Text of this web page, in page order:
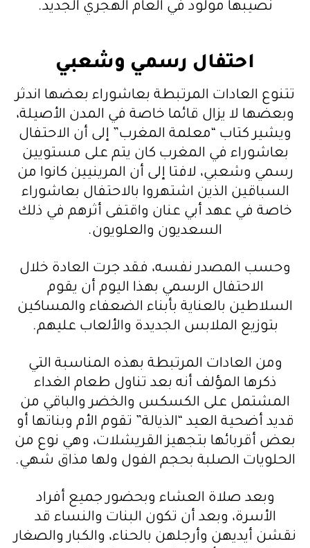
نصيبها مولود في العام الهجري الجديد.
احتفال رسمي وشعبي
تتنوع العادات المرتبطة بعاشوراء بعضها اندثر
وبعضها لا يزال قائما خاصة في المدن الأصيلة،
ويشير كتاب “معلمة المغرب” إلى أن الاحتفال
بعاشوراء في المغرب كان يتم على مستويين
رسمي وشعبي، لافتا إلى أن المرينيين كانوا من
السباقين الذين اشتهروا بالاحتفال بعاشوراء
خاصة في عهد أبي عنان واقتفى أثرهم في ذلك
السعديون والعلويون.
وحسب المصدر نفسه، فقد جرت العادة خلال
الاحتفال الرسمي بهذا اليوم أن يقوم
السلاطين بالعناية بأبناء الضعفاء والمساكين
بتوزيع الملابس الجديدة والألعاب عليهم.
ومن العادات المرتبطة بهذه المناسبة التي
ذكرها المؤلف أنه بعد تناول طعام الغداء
المشتمل على الكسكس والخضر والباقي من
قديد أضحية العيد “الذيالة” تقوم الأم وبناتها أو
بعض أقربائها بتجهيز القريشلات، وهي نوع من
الحلويات الصلبة بحجم الفول ولها مذاق شهي.
وبعد صلاة العشاء وبحضور جميع أفراد
الأسرة، وبعد أن تكون البنات والنساء قد
نقشن أيديهن وأرجلهن بالحناء، والكبار والصغار